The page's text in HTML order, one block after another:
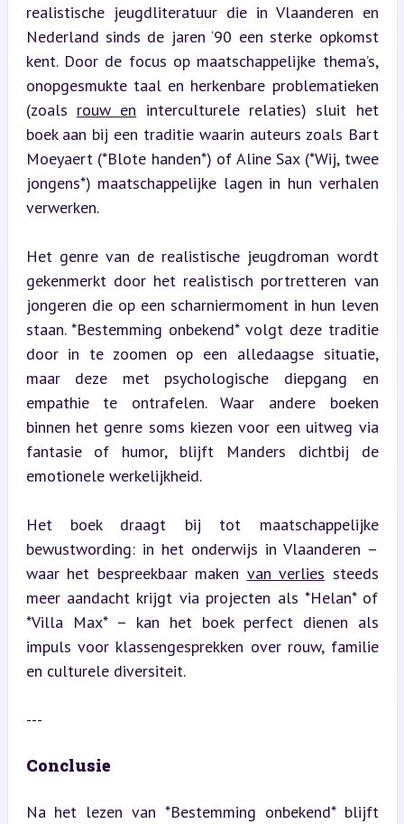
realistische jeugdliteratuur die in Vlaanderen en
Nederland sinds de jaren ‘90 een sterke opkomst
kent. Door de focus op maatschappelijke thema’s,
onopgesmukte taal en herkenbare problematieken
(zoals rouw en interculturele relaties) sluit het
boek aan bij een traditie waarin auteurs zoals Bart
Moeyaert (*Blote handen*) of Aline Sax (*Wij, twee
jongens*) maatschappelijke lagen in hun verhalen
verwerken.
Het genre van de realistische jeugdroman wordt
gekenmerkt door het realistisch portretteren van
jongeren die op een scharniermoment in hun leven
staan. *Bestemming onbekend* volgt deze traditie
door in te zoomen op een alledaagse situatie,
maar deze met psychologische diepgang en
empathie te ontrafelen. Waar andere boeken
binnen het genre soms kiezen voor een uitweg via
fantasie of humor, blijft Manders dichtbij de
emotionele werkelijkheid.
Het boek draagt bij tot maatschappelijke
bewustwording: in het onderwijs in Vlaanderen –
waar het bespreekbaar maken van verlies steeds
meer aandacht krijgt via projecten als *Helan* of
*Villa Max* – kan het boek perfect dienen als
impuls voor klassengesprekken over rouw, familie
en culturele diversiteit.
---
Conclusie
Na het lezen van *Bestemming onbekend* blijft